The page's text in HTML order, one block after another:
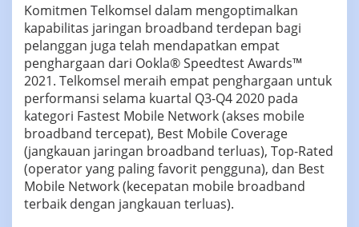
Komitmen Telkomsel dalam mengoptimalkan
kapabilitas jaringan broadband terdepan bagi
pelanggan juga telah mendapatkan empat
penghargaan dari Ookla® Speedtest Awards™
2021. Telkomsel meraih empat penghargaan untuk
performansi selama kuartal Q3-Q4 2020 pada
kategori Fastest Mobile Network (akses mobile
broadband tercepat), Best Mobile Coverage
(jangkauan jaringan broadband terluas), Top-Rated
(operator yang paling favorit pengguna), dan Best
Mobile Network (kecepatan mobile broadband
terbaik dengan jangkauan terluas).